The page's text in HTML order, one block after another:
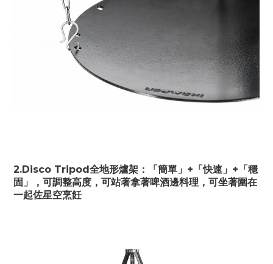
2.Disco Tripod全地形爐架：「簡單」+「快速」+「穩
固」，可調整高度，可站著拿著啤酒邊料理，可坐著圍在
一起佐星空烹飪